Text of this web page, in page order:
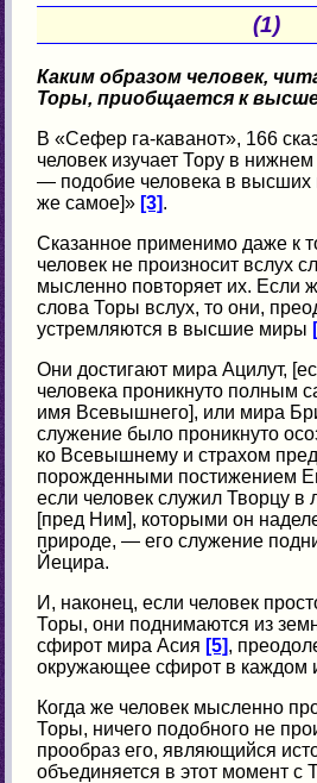
(1)
Каким образом человек,
Торы, приобщается к
В «Сефер га-каванот», 166
человек изучает Тору в
— подобие человека в высших
же самое]» [3].
Сказанное применимо даже к
человек не произносит вслух
мысленно повторяет их. Если
слова Торы вслух, то они,
устремляются в высшие миры
Они достигают мира Ацилут,
человека проникнуто полным
имя Всевышнего], или мира
служение было проникнуто
ко Всевышнему и страхом
порожденными постижением
если человек служил Творцу в
[пред Ним], которыми он
природе, — его служение
Йецира.
И, наконец, если человек
Торы, они поднимаются из
сфирот мира Асия [5],
окружающее сфирот в каждом
Когда же человек мысленно
Торы, ничего подобного не
прообраз его, являющийся
объединяется в этот момент с